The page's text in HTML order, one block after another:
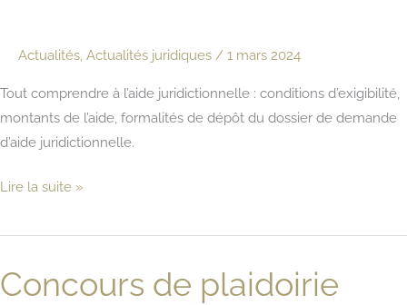
Rochelle
Actualités Actualités juridiques / 1 mars 2024
Tout comprendre à l’aide juridictionnelle : conditions d’exigibilité,
montants de l’aide, formalités de dépôt du dossier de demande
d’aide juridictionnelle.
L’aide
:
montants,
Lire la suite »
Concours de plaidoirie